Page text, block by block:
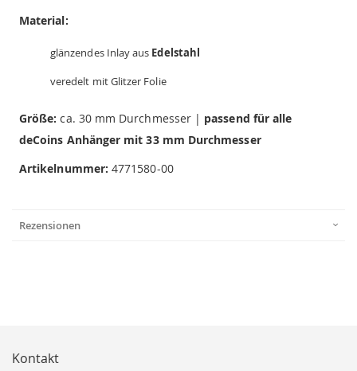
Material:
glänzendes Inlay aus Edelstahl
veredelt mit Glitzer Folie
Größe: ca. 30 mm Durchmesser | passend für alle
deCoins Anhänger mit 33 mm Durchmesser
Artikelnummer:4771580-00
Rezensionen
Kontakt